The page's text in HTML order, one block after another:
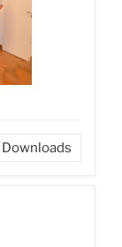
Downloads